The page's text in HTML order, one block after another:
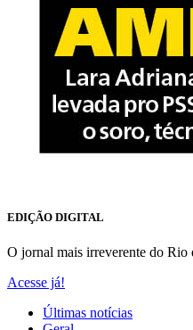
EDIÇÃO DIGITAL
O jornal mais irreverente do Rio
Acesse já!
Últimas notícias